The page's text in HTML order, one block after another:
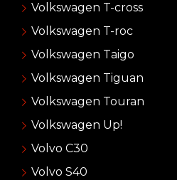
Volkswagen T-cross
Volkswagen T-roc
Volkswagen Taigo
Volkswagen Tiguan
Volkswagen Touran
Volkswagen Up!
Volvo C30
Volvo S40